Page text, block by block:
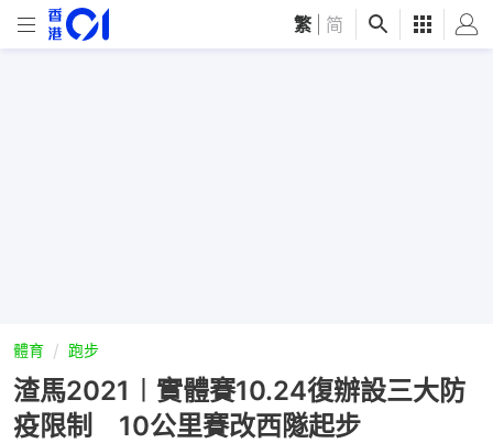
繁 简
體育 跑步
渣馬2021︱實體賽10.24復辦設三大防
疫限制 10公里賽改西隧起步